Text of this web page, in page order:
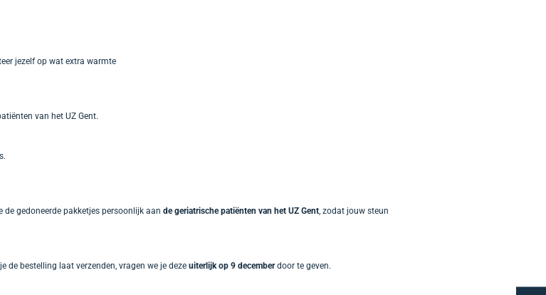
jezelf op wat extra warmte
van het UZ Gent.
de gedoneerde pakketjes persoonlijk aan de geriatrische patiënten van het UZ Gent , zodat jouw steun
de bestelling laat verzenden, vragen we je deze uiterlijk op 9 decemberdoor te geven.